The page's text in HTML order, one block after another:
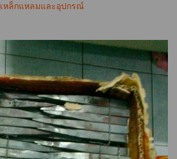
เหล็กแหลมและอุปกรณ์